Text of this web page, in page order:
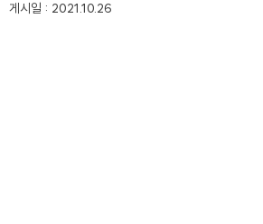
게시일 : 2021.10.26